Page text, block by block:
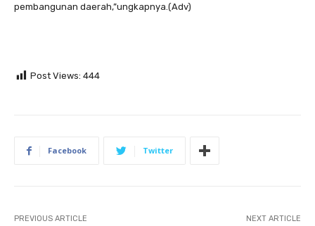
pembangunan daerah,”ungkapnya.(Adv)
Post Views: 444
Facebook Twitter
PREVIOUS ARTICLE NEXT ARTICLE